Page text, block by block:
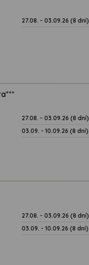
27.08. - 03.09.26 (8 dní)
27.08. - 03.09.26 (8 dní)
03.09. - 10.09.26 (8 dní)
27.08. - 03.09.26 (8 dní)
03.09. - 10.09.26 (8 dní)